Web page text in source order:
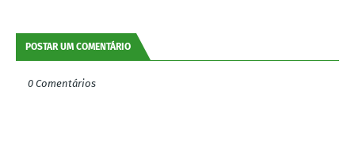
POSTAR UM COMENTÁRIO
0 Comentários